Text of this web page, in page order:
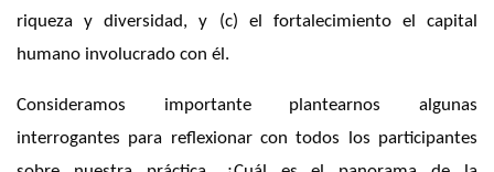
riqueza y diversidad, y (c) el fortalecimiento el capital
humano involucrado con él.
Consideramos importante plantearnos algunas
interrogantes para reflexionar con todos los participantes